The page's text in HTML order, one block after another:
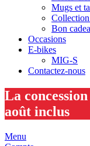
Mugs et
Bon
Occasions
E-bikes
MIG-S
Contactez-nous
La
août inclus
Menu